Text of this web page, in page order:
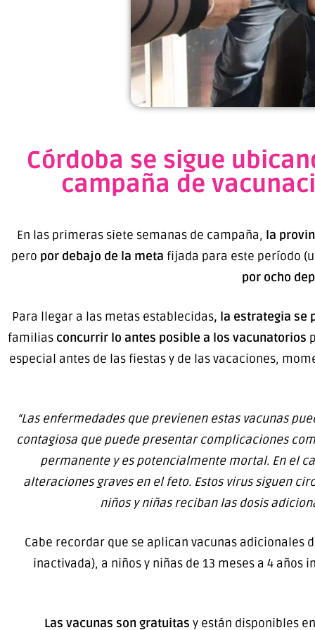
Córdoba se sigue
campaña de
En las primeras siete semanas de campaña, la
pero por debajo de la meta fijada para este período
por ocho
Para llegar a las metas establecidas, la estrategia se
familias concurrir lo antes posible a los vacunatorios
especial antes de las fiestas y de las vacaciones,
“Las enfermedades que previenen estas vacunas
contagiosa que puede presentar complicaciones
permanente y es potencialmente mortal. En el
alteraciones graves en el feto. Estos virus siguen
niños y niñas reciban las dosis
Cabe recordar que se aplican vacunas
inactivada), a niños y niñas de 13 meses a 4 años
Las vacunas son gratuitas y están disponibles